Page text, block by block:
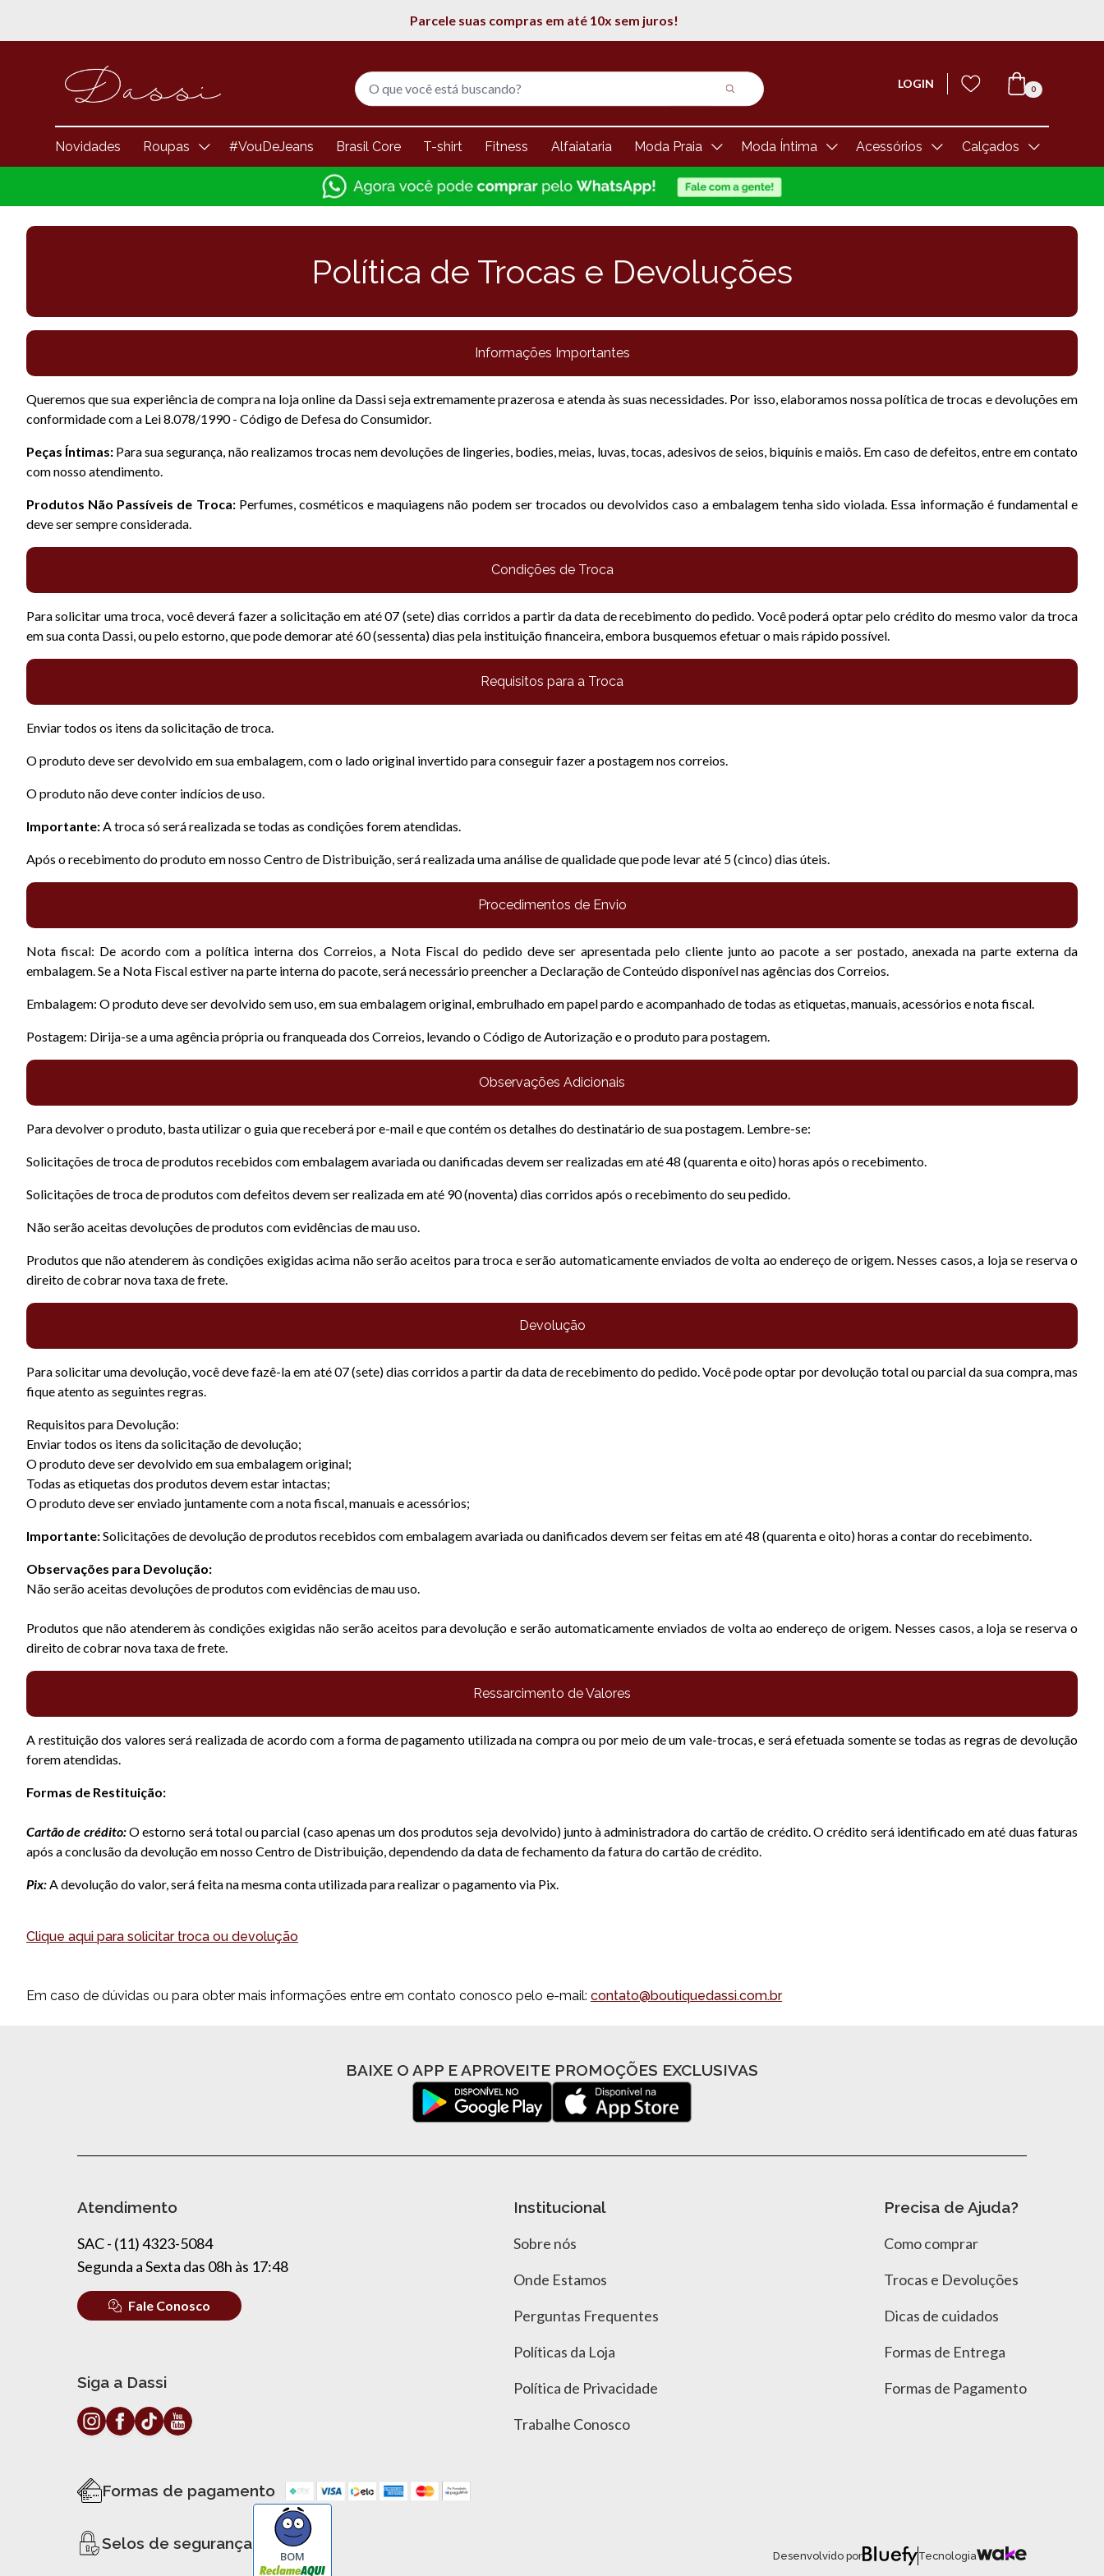
5% de desconto na 1° compra
LOGIN 0
Novidades Roupas #VouDeJeans Brasil Core T-shirt Fitness Alfaiataria Moda Praia Moda Íntima Acessórios Calçados
Política de Trocas e Devoluções
Informações Importantes
Queremos que sua experiência de compra na loja online da Dassi seja extremamente prazerosa e atenda às suas necessidades. Por isso, elaboramos nossa política de trocas e devoluções em
conformidade com a Lei 8.078/1990 - Código de Defesa do Consumidor.
Peças Íntimas: Para sua segurança, não realizamos trocas nem devoluções de lingeries, bodies, meias, luvas, tocas, adesivos de seios, biquínis e maiôs. Em caso de defeitos, entre em contato
com nosso atendimento.
Produtos Não Passíveis de Troca:Perfumes, cosméticos e maquiagens não podem ser trocados ou devolvidos caso a embalagem tenha sido violada. Essa informação é fundamental e
deve ser sempre considerada.
Condições de Troca
Para solicitar uma troca, você deverá fazer a solicitação em até 07 (sete) dias corridos a partir da data de recebimento do pedido. Você poderá optar pelo crédito do mesmo valor da troca
em sua conta Dassi, ou pelo estorno, que pode demorar até 60 (sessenta) dias pela instituição financeira, embora busquemos efetuar o mais rápido possível.
Requisitos para a Troca
Enviar todos os itens da solicitação de troca.
O produto deve ser devolvido em sua embalagem, com o lado original invertido para conseguir fazer a postagem nos correios.
O produto não deve conter indícios de uso.
Importante: A troca só será realizada se todas as condições forem atendidas.
Após o recebimento do produto em nosso Centro de Distribuição, será realizada uma análise de qualidade que pode levar até 5 (cinco) dias úteis.
Procedimentos de Envio
Nota fiscal: De acordo com a política interna dos Correios, a Nota Fiscal do pedido deve ser apresentada pelo cliente junto ao pacote a ser postado, anexada na parte externa da
embalagem. Se a Nota Fiscal estiver na parte interna do pacote, será necessário preencher a Declaração de Conteúdo disponível nas agências dos Correios.
Embalagem: O produto deve ser devolvido sem uso, em sua embalagem original, embrulhado em papel pardo e acompanhado de todas as etiquetas, manuais, acessórios e nota fiscal.
Postagem: Dirija-se a uma agência própria ou franqueada dos Correios, levando o Código de Autorização e o produto para postagem.
Observações Adicionais
Para devolver o produto, basta utilizar o guia que receberá por e-mail e que contém os detalhes do destinatário de sua postagem. Lembre-se:
Solicitações de troca de produtos recebidos com embalagem avariada ou danificadas devem ser realizadas em até 48 (quarenta e oito) horas após o recebimento.
Solicitações de troca de produtos com defeitos devem ser realizada em até 90 (noventa) dias corridos após o recebimento do seu pedido.
Não serão aceitas devoluções de produtos com evidências de mau uso.
Produtos que não atenderem às condições exigidas acima não serão aceitos para troca e serão automaticamente enviados de volta ao endereço de origem. Nesses casos, a loja se reserva o
direito de cobrar nova taxa de frete.
Devolução
Para solicitar uma devolução, você deve fazê-la em até 07 (sete) dias corridos a partir da data de recebimento do pedido. Você pode optar por devolução total ou parcial da sua compra, mas
fique atento as seguintes regras.
Requisitos para Devolução:
Enviar todos os itens da solicitação de devolução;
O produto deve ser devolvido em sua embalagem original;
Todas as etiquetas dos produtos devem estar intactas;
O produto deve ser enviado juntamente com a nota fiscal, manuais e acessórios;
Importante:Solicitações de devolução de produtos recebidos com embalagem avariada ou danificados devem ser feitas em até 48 (quarenta e oito) horas a contar do recebimento.
Observações para Devolução:
Não serão aceitas devoluções de produtos com evidências de mau uso.
Produtos que não atenderem às condições exigidas não serão aceitos para devolução e serão automaticamente enviados de volta ao endereço de origem. Nesses casos, a loja se reserva o
direito de cobrar nova taxa de frete.
Ressarcimento de Valores
A restituição dos valores será realizada de acordo com a forma de pagamento utilizada na compra ou por meio de um vale-trocas, e será efetuada somente se todas as regras de devolução
forem atendidas.
Formas de Restituição:
Cartão de crédito:O estorno será total ou parcial (caso apenas um dos produtos seja devolvido) junto à administradora do cartão de crédito. O crédito será identificado em até duas faturas
após a conclusão da devolução em nosso Centro de Distribuição, dependendo da data de fechamento da fatura do cartão de crédito.
Pix: A devolução do valor, será feita na mesma conta utilizada para realizar o pagamento via Pix.
Clique aqui para solicitar troca ou devolução
Em caso de dúvidas ou para obter mais informações entre em contato conosco pelo e-mail: contato@boutiquedassi.com.br
BAIXE O APP E APROVEITE PROMOÇÕES EXCLUSIVAS
Atendimento
SAC - (11) 4323-5084
Segunda a Sexta das 08h às 17:48
Fale Conosco
Siga a Dassi
Institucional
Sobre nós
Onde Estamos
Perguntas Frequentes
Políticas da Loja
Política de Privacidade
Trabalhe Conosco
Precisa de Ajuda?
Como comprar
Trocas e Devoluções
Dicas de cuidados
Formas de Entrega
Formas de Pagamento
Formas de pagamento
Selos de segurança
BOM Desenvolvido por Tecnologia